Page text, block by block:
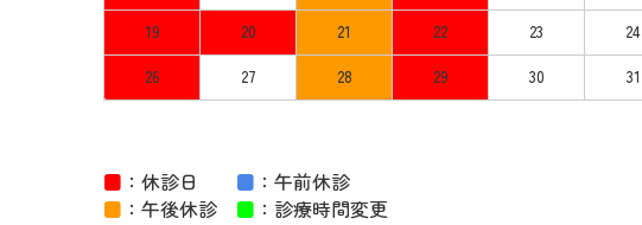
19
20 21 22 23 24
26
27 28 29 30 31
■ ：休診日 ■ ：午前休診
■ ：午後休診 ■ ：診療時間変更